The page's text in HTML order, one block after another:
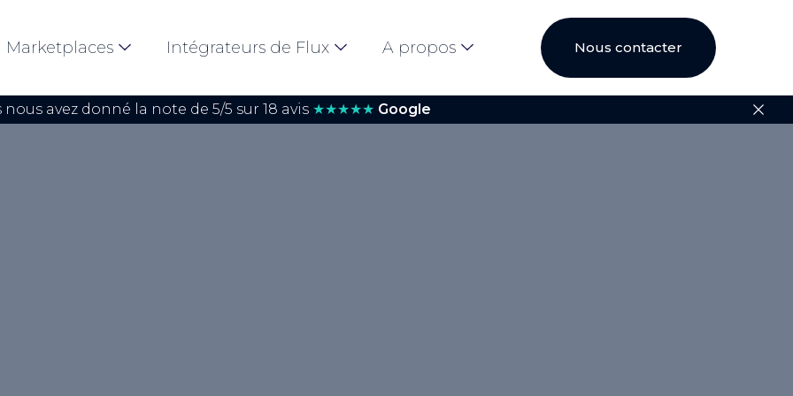
Marketplaces Intégrateurs de Flux A propos Nous contacter
nous avez donné la note de 5/5 sur 18 avis ★★★★★ Google